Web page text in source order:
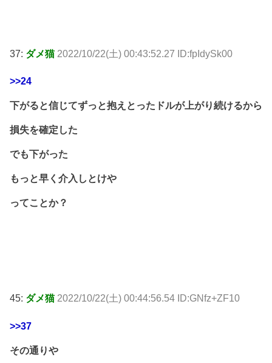
37: ダメ猫 2022/10/22(土) 00:43:52.27 ID:fpIdySk00
>>24
下がると信じてずっと抱えとったドルが上がり続けるから
損失を確定した
でも下がった
もっと早く介入しとけや
ってことか？
45: ダメ猫 2022/10/22(土) 00:44:56.54 ID:GNfz+ZF10
>>37
その通りや